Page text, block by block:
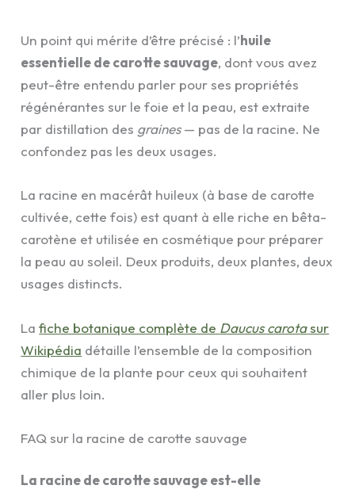
Un point qui mérite d’être précisé : l’huile
essentielle de carotte sauvage, dont vous avez
peut-être entendu parler pour ses propriétés
régénérantes sur le foie et la peau, est extraite
par distillation des graines— pas de la racine. Ne
confondez pas les deux usages.
La racine en macérât huileux (à base de carotte
cultivée, cette fois) est quant à elle riche en bêta-
carotène et utilisée en cosmétique pour préparer
la peau au soleil. Deux produits, deux plantes, deux
usages distincts.
Lafiche botanique complète de Daucus carotasur
Wikipédia détaille l’ensemble de la composition
chimique de la plante pour ceux qui souhaitent
aller plus loin.
FAQ sur la racine de carotte sauvage
La racine de carotte sauvage est-elle